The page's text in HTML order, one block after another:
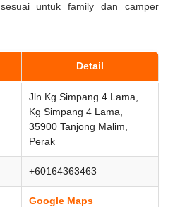
untuk family dan camper
Detail
Jln Kg Simpang 4 Lama,
Kg Simpang 4 Lama,
35900 Tanjong Malim,
Perak
+60164363463
Google Maps